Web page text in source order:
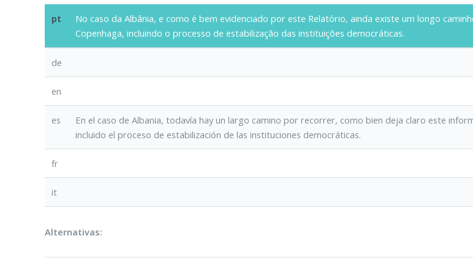
pt No caso da Albânia, e como é bem evidenciado por este Relatório, ainda existe um longo
Copenhaga, incluindo o processo de estabilização das instituições democráticas.
de
en
es En el caso de Albania, todavía hay un largo camino por recorrer, como bien deja claro este
incluido el proceso de estabilización de las instituciones democráticas.
fr
it
Alternativas: